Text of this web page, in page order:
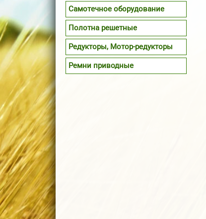
Самотечное оборудование
Полотна решетные
Редукторы, Мотор-редукторы
Ремни приводные